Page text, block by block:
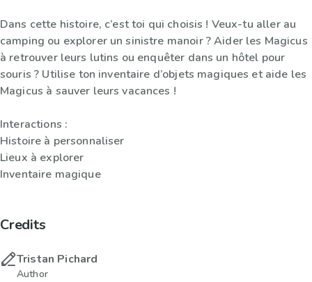
Dans cette histoire, c’est toi qui choisis ! Veux-tu aller au
camping ou explorer un sinistre manoir ? Aider les Magicus
à retrouver leurs lutins ou enquêter dans un hôtel pour
souris ? Utilise ton inventaire d’objets magiques et aide les
Magicus à sauver leurs vacances !
Interactions :
Histoire à personnaliser
Lieux à explorer
Inventaire magique
Credits
Tristan Pichard
Author